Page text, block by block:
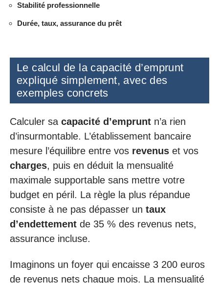
Stabilité professionnelle
Durée, taux, assurance du prêt
Le calcul de la capacité d’emprunt
expliqué simplement, avec des
exemples concrets
Calculer sa capacité d’emprunt n’a rien
d’insurmontable. L’établissement bancaire
mesure l’équilibre entre vos revenus et vos
charges, puis en déduit la mensualité
maximale supportable sans mettre votre
budget en péril. La règle la plus répandue
consiste à ne pas dépasser un taux
d’endettement de 35 % des revenus nets,
assurance incluse.
Imaginons un foyer qui encaisse 3 200 euros
de revenus nets chaque mois. La mensualité